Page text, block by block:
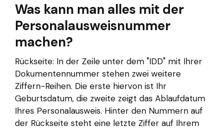
Was kann man alles mit der
Personalausweisnummer
machen?
Rückseite: In der Zeile unter dem "IDD" mit Ihrer
Dokumentennummer stehen zwei weitere
Ziffern-Reihen. Die erste hiervon ist Ihr
Geburtsdatum, die zweite zeigt das Ablaufdatum
Ihres Personalausweis. Hinter den Nummern auf
der Rückseite steht eine letzte Ziffer auf Ihrem